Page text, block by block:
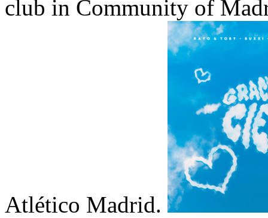
club in Community of
Atlético Madrid.